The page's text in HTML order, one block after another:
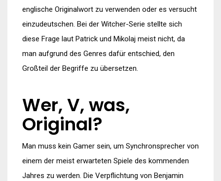
englische Originalwort zu verwenden oder es versucht
einzudeutschen. Bei der Witcher-Serie stellte sich
diese Frage laut Patrick und Mikolaj meist nicht, da
man aufgrund des Genres dafür entschied, den
Großteil der Begriffe zu übersetzen.
Wer, V, was,
Original?
Man muss kein Gamer sein, um Synchronsprecher von
einem der meist erwarteten Spiele des kommenden
Jahres zu werden. Die Verpflichtung von Benjamin